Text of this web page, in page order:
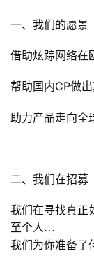
一、我们的愿景
借助炫踪网络在
帮助国内CP做
助力产品走向全
二、我们在招募
我们在寻找真正
至个人…
我们为你准备了